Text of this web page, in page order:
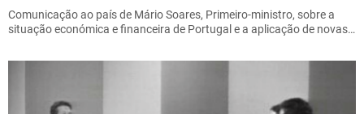
Comunicação ao país de Mário Soares, Primeiro-ministro, sobre a
situação económica e financeira de Portugal e a aplicação de novas…